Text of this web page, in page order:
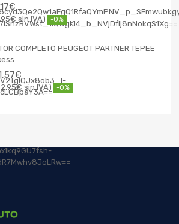
€
€ -0%
COMPLETO PEUGEOT PARTNER TEPEE
€
€ -0%